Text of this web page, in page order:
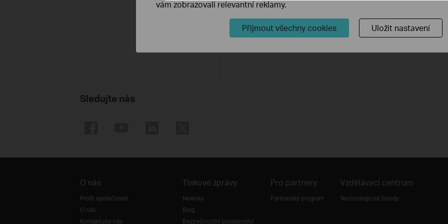
How to Find the Serial Number (S/N) on Your TP-Link Device
Sledujte nás
O nás
Profil společnosti
O nás
Kontaktujte nás
Tiskové zprávy
Novinky
Blog
Bezpečnostní poradenství
Pro partnery
Partnerský program
Vzdělávací centrum
Technologické trendy
vám zobrazovali relevantní reklamy.
Přijmout všechny cookies Uložit nastavení